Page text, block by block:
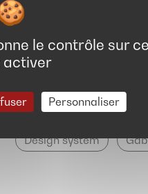
le contrôle sur
activer
Personnaliser
Collectivités territoriales
Transformer
Région Île-de-
Design system